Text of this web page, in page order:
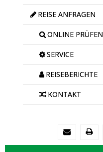
REISE ANFRAGEN
ONLINE PRÜFEN
SERVICE
REISEBERICHTE
KONTAKT